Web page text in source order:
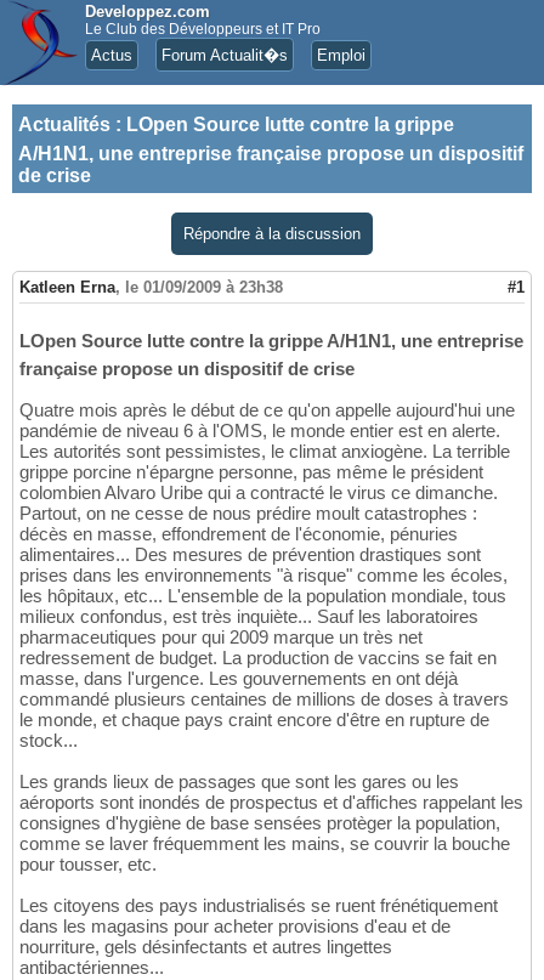
Developpez.com
Le Club des Développeurs et IT Pro
Actus Forum Actualit�s Emploi
Actualités : LOpen Source lutte contre la grippe
A/H1N1, une entreprise française propose un dispositif
de crise
Répondre à la discussion
Katleen Erna, le 01/09/2009 à 23h38 #1
LOpen Source lutte contre la grippe A/H1N1, une entreprise
française propose un dispositif de crise
Quatre mois après le début de ce qu'on appelle aujourd'hui une
pandémie de niveau 6 à l'OMS, le monde entier est en alerte.
Les autorités sont pessimistes, le climat anxiogène. La terrible
grippe porcine n'épargne personne, pas même le président
colombien Alvaro Uribe qui a contracté le virus ce dimanche.
Partout, on ne cesse de nous prédire moult catastrophes :
décès en masse, effondrement de l'économie, pénuries
alimentaires... Des mesures de prévention drastiques sont
prises dans les environnements "à risque" comme les écoles,
les hôpitaux, etc... L'ensemble de la population mondiale, tous
milieux confondus, est très inquiète... Sauf les laboratoires
pharmaceutiques pour qui 2009 marque un très net
redressement de budget. La production de vaccins se fait en
masse, dans l'urgence. Les gouvernements en ont déjà
commandé plusieurs centaines de millions de doses à travers
le monde, et chaque pays craint encore d'être en rupture de
stock...
Les grands lieux de passages que sont les gares ou les
aéroports sont inondés de prospectus et d'affiches rappelant les
consignes d'hygiène de base sensées protèger la population,
comme se laver fréquemment les mains, se couvrir la bouche
pour tousser, etc.
Les citoyens des pays industrialisés se ruent frénétiquement
dans les magasins pour acheter provisions d'eau et de
nourriture, gels désinfectants et autres lingettes
antibactériennes...